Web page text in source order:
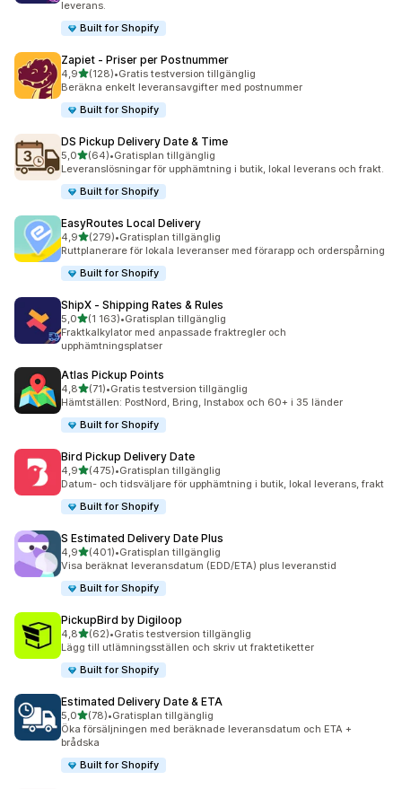
leverans.
Built for Shopify
Zapiet ‑ Priser per Postnummer
4,9av 5 stjärnor
(128)
128 recensioner totalt
•Gratis testversion tillgänglig
Beräkna enkelt leveransavgifter med postnummer
Built for Shopify
DS Pickup Delivery Date & Time
5,0av 5 stjärnor
(64)
64 recensioner totalt
•Gratisplan tillgänglig
Leveranslösningar för upphämtning i butik, lokal leverans och frakt.
Built for Shopify
EasyRoutes Local Delivery
4,9av 5 stjärnor
(279)
279 recensioner totalt
•Gratisplan tillgänglig
Ruttplanerare för lokala leveranser med förarapp och orderspårning
Built for Shopify
ShipX ‑ Shipping Rates & Rules
5,0av 5 stjärnor
(1 163)
1163 recensioner totalt
•Gratisplan tillgänglig
Fraktkalkylator med anpassade fraktregler och
upphämtningsplatser
Atlas Pickup Points
4,8av 5 stjärnor
(71)
71 recensioner totalt
•Gratis testversion tillgänglig
Hämtställen: PostNord, Bring, Instabox och 60+ i 35 länder
Built for Shopify
Bird Pickup Delivery Date
4,9av 5 stjärnor
(475)
475 recensioner totalt
•Gratisplan tillgänglig
Datum- och tidsväljare för upphämtning i butik, lokal leverans, frakt
Built for Shopify
S Estimated Delivery Date Plus
4,9av 5 stjärnor
(401)
401 recensioner totalt
•Gratisplan tillgänglig
Visa beräknat leveransdatum (EDD/ETA) plus leveranstid
Built for Shopify
PickupBird by Digiloop
4,8av 5 stjärnor
(62)
62 recensioner totalt
•Gratis testversion tillgänglig
Lägg till utlämningsställen och skriv ut fraktetiketter
Built for Shopify
Estimated Delivery Date & ETA
5,0av 5 stjärnor
(78)
78 recensioner totalt
•Gratisplan tillgänglig
Öka försäljningen med beräknade leveransdatum och ETA +
brådska
Built for Shopify